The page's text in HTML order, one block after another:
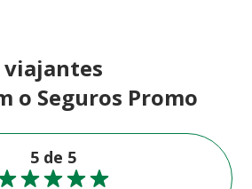
o Seguros Promo
5 de 5